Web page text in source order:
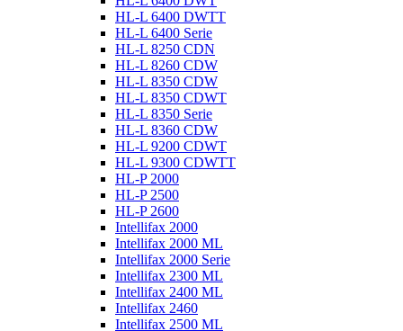
HL-L 6400 DWTT
HL-L 6400 Serie
HL-L 8250 CDN
HL-L 8260 CDW
HL-L 8350 CDW
HL-L 8350 CDWT
HL-L 8350 Serie
HL-L 8360 CDW
HL-L 9200 CDWT
HL-L 9300 CDWTT
HL-P 2000
HL-P 2500
HL-P 2600
Intellifax 2000
Intellifax 2000 ML
Intellifax 2000 Serie
Intellifax 2300 ML
Intellifax 2400 ML
Intellifax 2460
Intellifax 2500 ML